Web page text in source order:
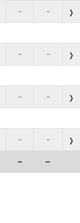
– –
– –
– –
– –
– –